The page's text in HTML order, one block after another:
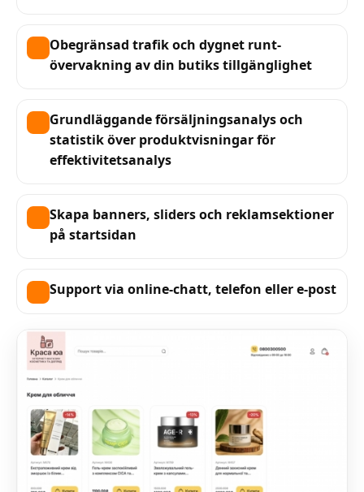
Obegränsad trafik och dygnet runt-
övervakning av din butiks tillgänglighet
Grundläggande försäljningsanalys och
statistik över produktvisningar för
effektivitetsanalys
Skapa banners, sliders och reklamsektioner
på startsidan
Support via online-chatt, telefon eller e-post